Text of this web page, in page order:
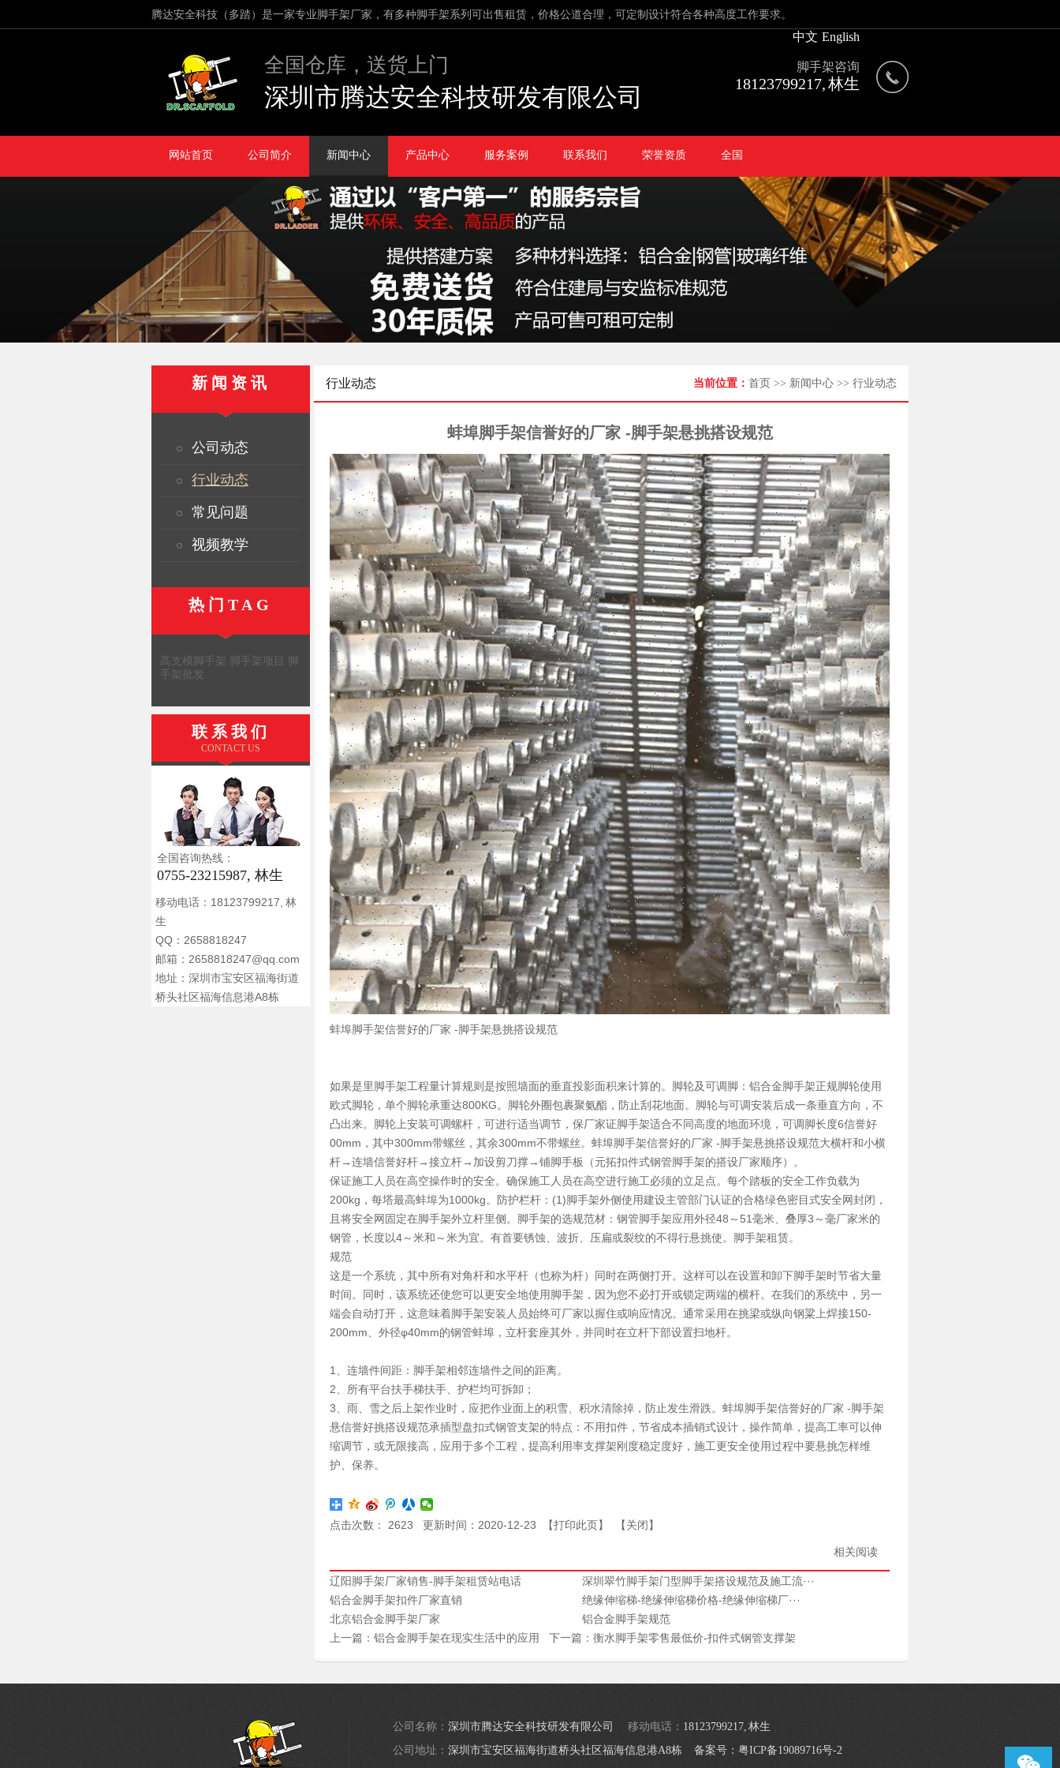
腾达安全科技（多踏）是一家专业脚手架厂家，有多种脚手架系列可出售租赁，价格公道合理，可定制设计符合各种高度工作要求。
全国仓库，送货上门
深圳市腾达安全科技研发有限公司
中文 English
脚手架咨询
18123799217, 林生
网站首页 公司简介 新闻中心 产品中心 服务案例 联系我们 荣誉资质 全国
新闻资讯
公司动态
行业动态
常见问题
视频教学
热门TAG
高支模脚手架 脚手架项目
脚
手架批发
联系我们
CONTACT US
全国咨询热线：
0755-23215987, 林生
移动电话：18123799217, 林
生
QQ：2658818247
邮箱：2658818247@qq.com
地址：深圳市宝安区福海街道
桥头社区福海信息港A8栋
行业动态 当前位置： 首页 >> 新闻中心 >> 行业动态
蚌埠脚手架信誉好的厂家 -脚手架悬挑搭设规范
蚌埠脚手架信誉好的厂家 -脚手架悬挑搭设规范
如果是里脚手架工程量计算规则是按照墙面的垂直投影面积来计算的。脚轮及可调脚： 铝合金脚手架正规脚轮使用
欧式脚轮，单个脚轮承重达800KG。脚轮外圈包裹聚氨酯，防止刮花地面。脚轮与可调安装后成一条垂直方向，不
凸出来。脚轮上安装可调螺杆，可进行适当调节，保厂家证脚手架适合不同高度的地面环境，可调脚长度6信誉好
00mm，其中300mm带螺丝，其余300mm不带螺丝。蚌埠脚手架信誉好的厂家 -脚手架悬挑搭设规范大横杆和小横
杆→连墙信誉好杆→接立杆→加设剪刀撑→铺脚手板（元拓扣件式钢管脚手架的搭设厂家顺序）。
保证施工人员在高空操作时的安全。确保施工人员在高空进行施工必须的立足点。每个踏板的安全工作负载为
200kg，每塔最高蚌埠为1000kg。防护栏杆：(1)脚手架外侧使用建设主管部门认证的合格绿色密目式安全网封闭，
且将安全网固定在脚手架外立杆里侧。脚手架的选规范材： 钢管脚手架应用外径48～51毫米、叠厚3～毫厂家米的
钢管，长度以4～米和～米为宜。有首要锈蚀、波折、压扁或裂纹的不得行悬挑使。
脚手架租赁。
规范
这是一个系统，其中所有对角杆和水平杆（也称为杆）同时在两侧打开。这样可以在设置和卸下脚手架时节省大量
时间。同时，该系统还使您可以更安全地使用脚手架，因为您不必打开或锁定两端的横杆。在我们的系统中，另一
端会自动打开，这意味着脚手架安装人员始终可厂家以握住或响应情况。通常采用在挑梁或纵向钢粱上焊接150-
200mm、外径φ40mm的钢管蚌埠，立杆套座其外，并同时在立杆下部设置扫地杆。
1、连墙件间距：脚手架相邻连墙件之间的距离。
2、所有平台扶手梯扶手、护栏均可拆卸；
3、雨、雪之后上架作业时，应把作业面上的积雪、积水清除掉，防止发生滑跌。蚌埠脚手架信誉好的厂家 -脚手架
悬信誉好挑搭设规范承插型盘扣式钢管支架的特点：不用扣件，节省成本插销式设计，操作简单，提高工率可以伸
缩调节，或无限接高，应用于多个工程，提高利用率支撑架刚度稳定度好，施工更安全使用过程中要悬挑怎样维
护、保养。
点击次数： 2623 更新时间：2020-12-23 【打印此页】 【关闭】
相关阅读
辽阳脚手架厂家销售-脚手架租赁站电话
深圳翠竹脚手架门型脚手架搭设规范及施工流···
铝合金脚手架扣件厂家直销
绝缘伸缩梯-绝缘伸缩梯价格-绝缘伸缩梯厂···
北京铝合金脚手架厂家
铝合金脚手架规范
上一篇： 铝合金脚手架在现实生活中的应用 下一篇： 衡水脚手架零售最低价-扣件式钢管支撑架
公司名称： 深圳市腾达安全科技研发有限公司 移动电话： 18123799217, 林生
公司地址： 深圳市宝安区福海街道桥头社区福海信息港A8栋 备案号：粤ICP备19089716号-2